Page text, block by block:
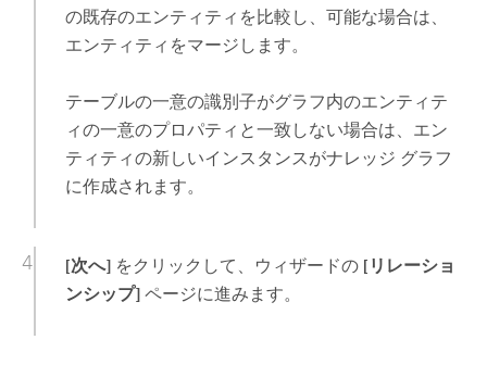
の既存のエンティティを比較し、可能な場合は、
エンティティをマージします。
テーブルの一意の識別子がグラフ内のエンティテ
ィの一意のプロパティと一致しない場合は、エン
ティティの新しいインスタンスがナレッジ グラフ
に作成されます。
[次へ]をクリックして、ウィザードの [リレーショ
ンシップ]ページに進みます。